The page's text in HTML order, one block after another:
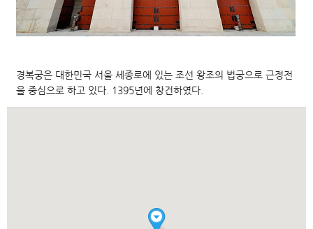
경복궁은 대한민국 서울 세종로에 있는 조선 왕조의 법궁으로 근정전
을 중심으로 하고 있다. 1395년에 창건하였다.